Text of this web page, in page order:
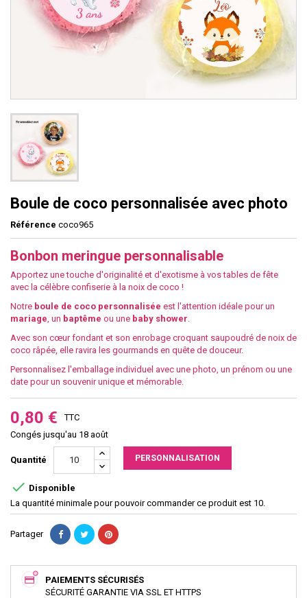
Boule de coco personnalisée avec photo
Référence coco965
Bonbon meringue personnalisable
Apportez une touche d'originalité et d'exotisme à vos tables de fête
avec la célèbre confiserie à la noix de coco !
Notre boule de coco personnalisée est l'attention idéale pour un
mariage , un baptême ou une baby shower
Avec son cœur fondant et son enrobage croquant saupoudré de noix de
coco râpée, elle ravira les gourmands en quête de douceur.
Personnalisez l'emballage individuel avec une photo, un prénom ou une
date pour un souvenir unique et mémorable.
0,80 €
TTC
Congés jusqu'au 18 août
Quantité PERSONNALISATION
 Disponible
La quantité minimale pour pouvoir commander ce produit est 10.
Partager
PAIEMENTS SÉCURISÉS
SÉCURITÉ GARANTIE VIA SSL ET HTTPS